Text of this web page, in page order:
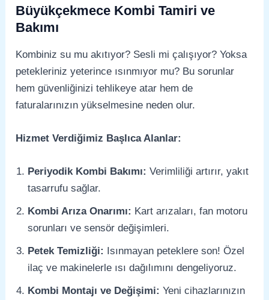
Büyükçekmece Kombi Tamiri ve
Bakımı
Kombiniz su mu akıtıyor? Sesli mi çalışıyor? Yoksa
petekleriniz yeterince ısınmıyor mu? Bu sorunlar
hem güvenliğinizi tehlikeye atar hem de
faturalarınızın yükselmesine neden olur.
Hizmet Verdiğimiz Başlıca Alanlar:
Periyodik Kombi Bakımı: Verimliliği artırır, yakıt
tasarrufu sağlar.
Kombi Arıza Onarımı: Kart arızaları, fan motoru
sorunları ve sensör değişimleri.
Petek Temizliği:
Isınmayan peteklere son! Özel
ilaç ve makinelerle ısı dağılımını dengeliyoruz.
Kombi Montajı ve Değişimi: Yeni cihazlarınızın